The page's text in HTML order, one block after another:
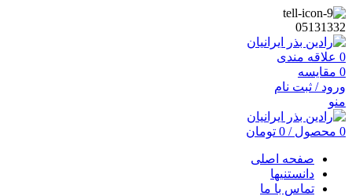
05131332
0 علاقه مندی
0 مقایسه
ورود / ثبت نام
منو
0 محصول /
0 تومان
صفحه اصلی
دانستنیها
تماس با ما